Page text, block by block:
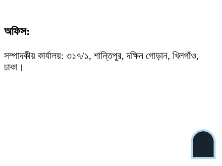
অফিস:
সম্পাদকীয় কার্যালয়: ৩১৭/১, শান্তিপুর, দক্ষিন গোড়ান, খিলগাঁও,
ঢাকা।